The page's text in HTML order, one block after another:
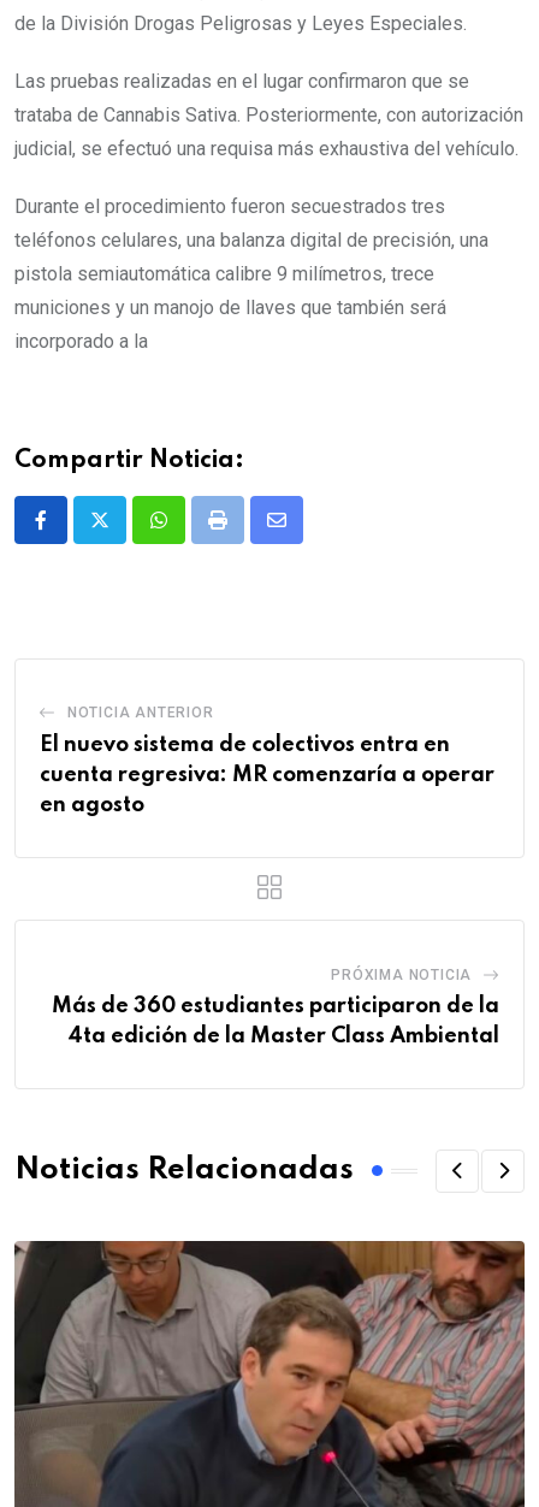
de la División Drogas Peligrosas y Leyes Especiales.
Las pruebas realizadas en el lugar confirmaron que se
trataba de Cannabis Sativa. Posteriormente, con autorización
judicial, se efectuó una requisa más exhaustiva del vehículo.
Durante el procedimiento fueron secuestrados tres
teléfonos celulares, una balanza digital de precisión, una
pistola semiautomática calibre 9 milímetros, trece
municiones y un manojo de llaves que también será
incorporado a la
Compartir Noticia:
WhatsappPrint
Share
NOTICIA ANTERIOR
El nuevo sistema de colectivos entra en
cuenta regresiva: MR comenzaría a operar
en agosto
PRÓXIMA NOTICIA
Más de 360 estudiantes participaron de la
4ta edición de la Master Class Ambiental
Noticias Relacionadas